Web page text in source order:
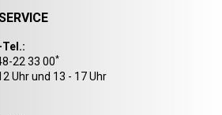
Tel.:
22 33 00*
Uhr und 13 - 17 Uhr